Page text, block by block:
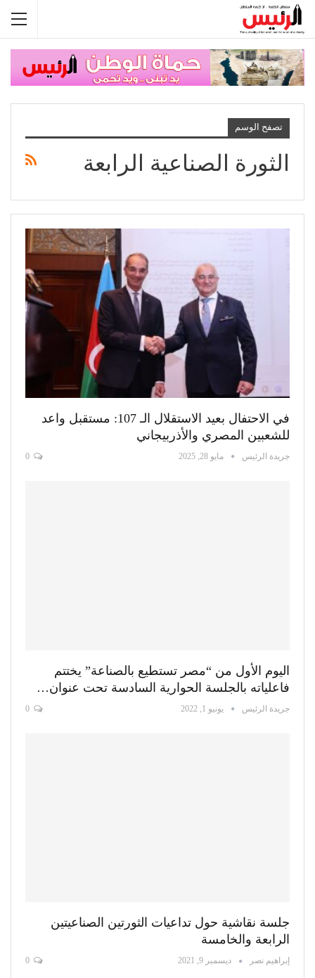
تصفح الوسم
الثورة الصناعية الرابعة
في الاحتفال بعيد الاستقلال الـ 107: مستقبل واعد
للشعبين المصري والأذربيجاني
جريدة الرئيس مايو 28, 2025
اليوم الأول من “مصر تستطيع بالصناعة” يختتم
فاعلياته بالجلسة الحوارية السادسة تحت عنوان…
جريدة الرئيس يونيو 1, 2022
جلسة نقاشية حول تداعيات الثورتين الصناعيتين
الرابعة والخامسة
إبراهيم نصر ديسمبر 9, 2021